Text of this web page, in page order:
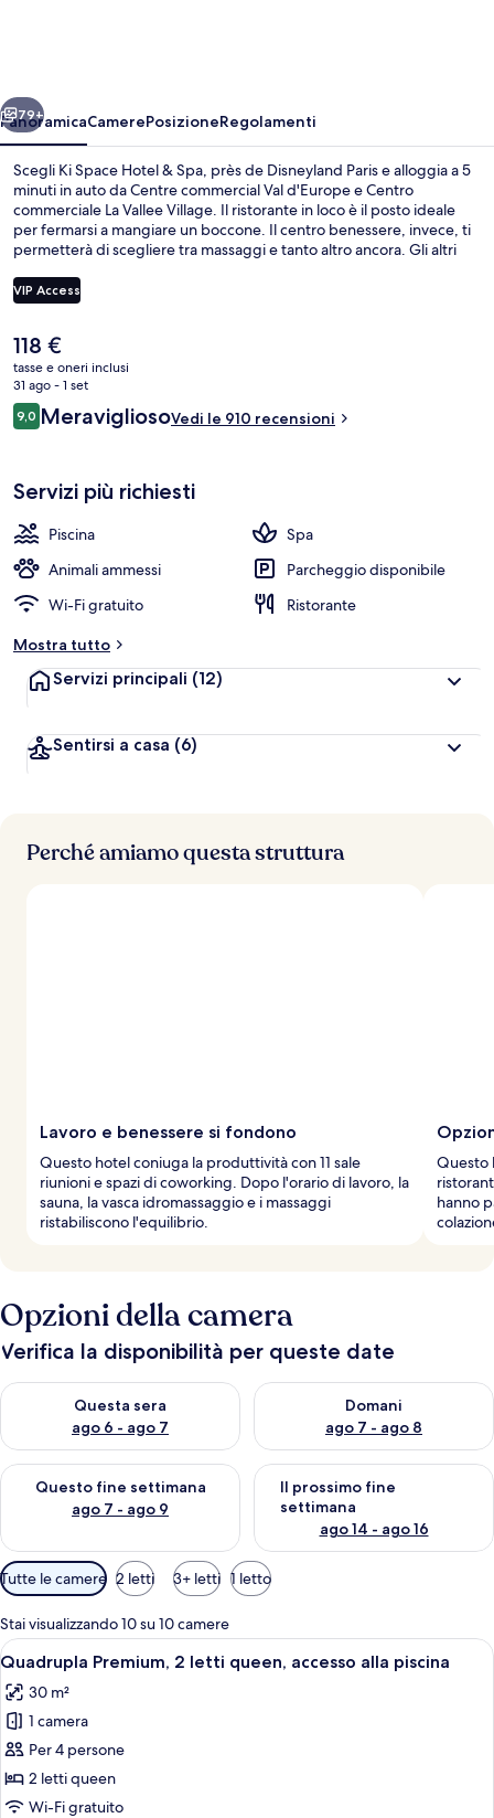
près
de
Disneyland
Paris
Avanti
79+
PanoramicaCamerePosizioneRegolamenti
Scegli Ki Space Hotel & Spa, près de Disneyland Paris e alloggia a 5
minuti in auto da Centre commercial Val d'Europe e Centro
commerciale La Vallee Village. Il ristorante in loco è il posto ideale
per fermarsi a mangiare un boccone. Il centro benessere, invece, ti
permetterà di scegliere tra massaggi e tanto altro ancora. Gli altri
bar/lounge e una palestra.
VIP Access
Il
prezzo
attuale
è
118 €
118 €
tasse e oneri inclusi
31 ago - 1 set
Recensioni
9,09,0 su 10
MeravigliosoVedi le 910 recensioni
Servizi più richiesti
Piscina
Spa
Animali ammessi
Parcheggio disponibile
Wi-Fi gratuito
Ristorante
Mostra tutto
Servizi principali (12)
Sentirsi a casa (6)
Perché amiamo questa struttura
Lavoro e benessere si fondono
Questo hotel coniuga la produttività con 11 sale
riunioni e spazi di coworking. Dopo l'orario di lavoro, la
sauna, la vasca idromassaggio e i massaggi
ristabiliscono l'equilibrio.
Questo
hanno
Opzioni della camera
Verifica la disponibilità per queste date
Questa sera
ago 6 - ago 7
Verifica la disponibilità per questa sera, ago 6 - ago 7
Domani
ago 7 - ago 8
Verifica la disponibilità per
Questo fine settimana
ago 7 - ago 9
Verifica la disponibilità per questo fine settimana, ago 7 - ago
Il prossimo fine
settimana
ago 14 - ago 16
Verifica la disponibilità per il
Filtri
disponibili
per
le
camere
Tutte le camere 2 letti 3+ letti 1 letto
Stai visualizzando 10 su 10 camere
Apri
tutte
le
foto
per
Quadrupla
Premium,
Camera d'albergo con due letti,
8
Quadrupla Premium, 2 letti queen, accesso alla piscina
30 m²
1 camera
Per 4 persone
2 letti queen
Wi-Fi gratuito